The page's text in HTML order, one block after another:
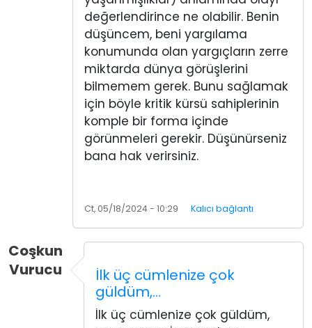
değerlendirince ne olabilir. Benin
düşüncem, beni yargılama
konumunda olan yargıçların zerre
miktarda dünya görüşlerini
bilmemem gerek. Bunu sağlamak
için böyle kritik kürsü sahiplerinin
komple bir forma içinde
görünmeleri gerekir. Düşünürseniz
bana hak verirsiniz.
Ct, 05/18/2024 - 10:29 Kalıcı bağlantı
Coşkun
Vurucu
İlk üç cümlenize çok
güldüm,…
İlk üç cümlenize çok güldüm,